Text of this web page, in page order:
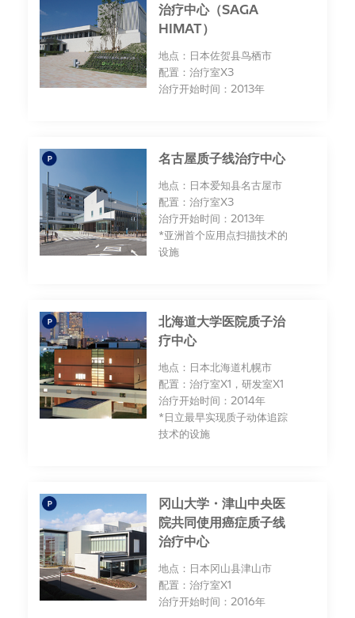
治疗中心（SAGA
HIMAT）
地点：日本佐贺县鸟栖市
配置：治疗室X3
治疗开始时间：2013年
名古屋质子线治疗中心
地点：日本爱知县名古屋市
配置：治疗室X3
治疗开始时间：2013年
*亚洲首个应用点扫描技术的
设施
北海道大学医院质子治
疗中心
地点：日本北海道札幌市
配置：治疗室X1，研发室X1
治疗开始时间：2014年
*日立最早实现质子动体追踪
技术的设施
冈山大学・津山中央医
院共同使用癌症质子线
治疗中心
地点：日本冈山县津山市
配置：治疗室X1
治疗开始时间：2016年